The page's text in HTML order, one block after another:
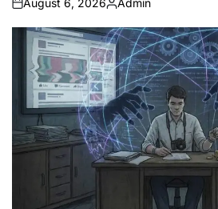
on
August 6, 2026
Posted
by
Admin